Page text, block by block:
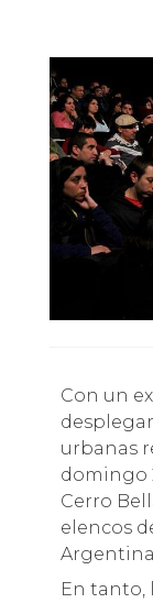
Con un excelente marco de público se
urbanas
domingo
Cerro
elencos
En tanto,